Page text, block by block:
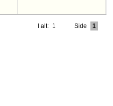
I alt: 1 Side 1